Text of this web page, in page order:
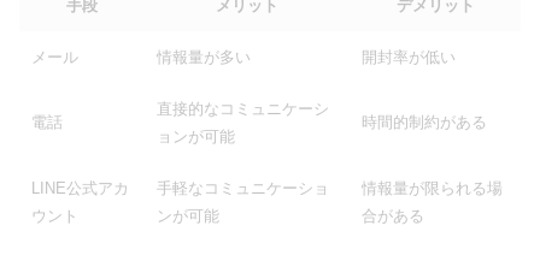
手段 メリット デメリット
メール 情報量が多い 開封率が低い
電話
直接的なコミュニケーシ
ョンが可能
時間的制約がある
LINE公式アカ
ウント
手軽なコミュニケーショ
ンが可能
情報量が限られる場
合がある